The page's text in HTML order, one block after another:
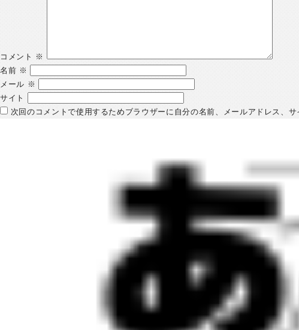
コメント
※
名前 ※
メール ※
サイト
次回のコメントで使用するためブラウザーに自分の名前、メールアドレス、サ